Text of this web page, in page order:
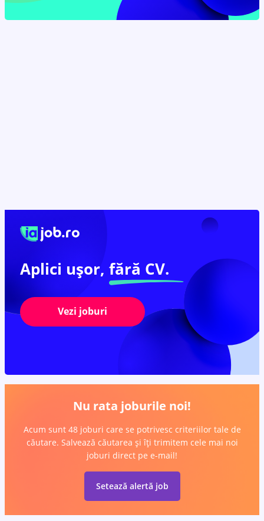
Aplici ușor, fără CV.
Vezi joburi
Nu rata joburile noi!
Acum sunt 48 joburi care se potrivesc criteriilor tale de
căutare. Salvează căutarea și îți trimitem cele mai noi
joburi direct pe e-mail!
Setează alertă job